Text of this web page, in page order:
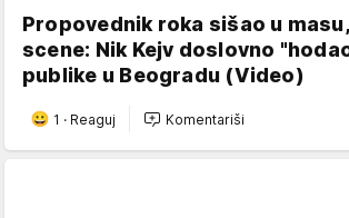
Propovednik roka sišao u
scene: Nik Kejv doslovno
publike u Beogradu (Video)
1 · Reaguj Komentariši